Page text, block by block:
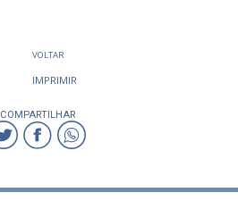
VOLTAR
IMPRIMIR
COMPARTILHAR